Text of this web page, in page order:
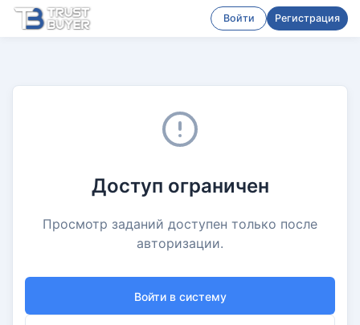
Войти Регистрация
Доступ ограничен
Просмотр заданий доступен только после
авторизации.
Войти в систему